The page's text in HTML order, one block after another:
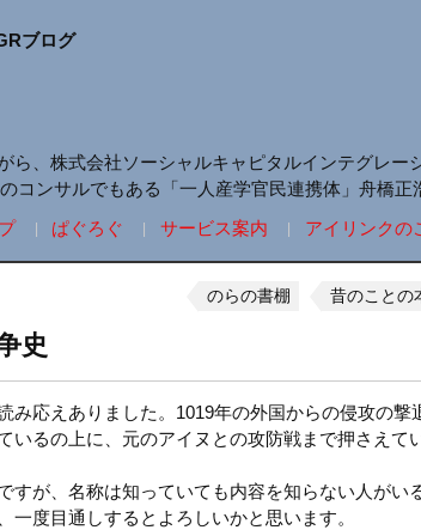
ブログ
ら、株式会社ソーシャルキャピタルインテグレー
コンサルでもある「一人産学官民連携体」舟橋正
ぱぐろぐ サービス案内 アイリンクの
のらの書棚 昔のことの
史
み応えありました。1019年の外国からの侵攻の撃
いるの上に、元のアイヌとの攻防戦まで押さえて
すが、名称は知っていても内容を知らない人がい
度目通しするとよろしいかと思います。